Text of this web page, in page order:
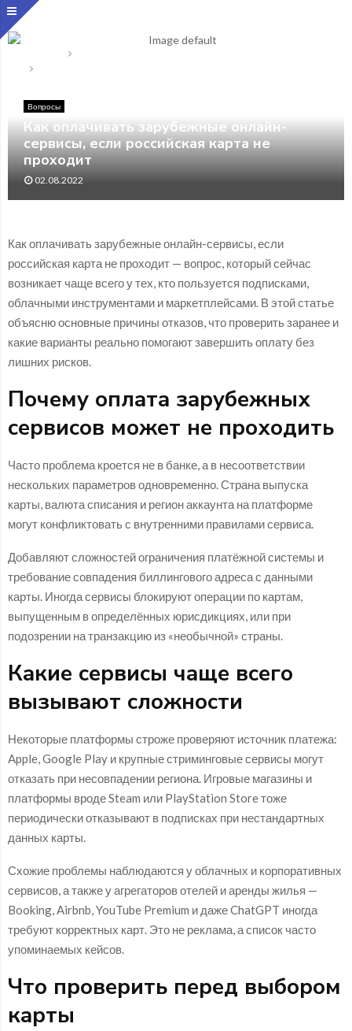
Вопросы
Как оплачивать зарубежные онлайн-
сервисы, если российская карта не
проходит
02.08.2022
Как оплачивать зарубежные онлайн-сервисы, если
российская карта не проходит — вопрос, который сейчас
возникает чаще всего у тех, кто пользуется подписками,
облачными инструментами и маркетплейсами. В этой статье
объясню основные причины отказов, что проверить заранее и
какие варианты реально помогают завершить оплату без
лишних рисков.
Почему оплата зарубежных
сервисов может не проходить
Часто проблема кроется не в банке, а в несоответствии
нескольких параметров одновременно. Страна выпуска
карты, валюта списания и регион аккаунта на платформе
могут конфликтовать с внутренними правилами сервиса.
Добавляют сложностей ограничения платёжной системы и
требование совпадения биллингового адреса с данными
карты. Иногда сервисы блокируют операции по картам,
выпущенным в определённых юрисдикциях, или при
подозрении на транзакцию из «необычной» страны.
Какие сервисы чаще всего
вызывают сложности
Некоторые платформы строже проверяют источник платежа:
Apple, Google Play и крупные стриминговые сервисы могут
отказать при несовпадении региона. Игровые магазины и
платформы вроде Steam или PlayStation Store тоже
периодически отказывают в подписках при нестандартных
данных карты.
Схожие проблемы наблюдаются у облачных и корпоративных
сервисов, а также у агрегаторов отелей и аренды жилья —
Booking, Airbnb, YouTube Premium и даже ChatGPT иногда
требуют корректных карт. Это не реклама, а список часто
упоминаемых кейсов.
Что проверить перед выбором
карты